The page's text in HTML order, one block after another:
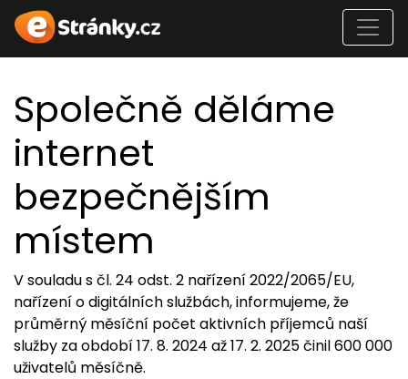
Společně děláme
internet
bezpečnějším
místem
V souladu s čl. 24 odst. 2 nařízení 2022/2065/EU,
nařízení o digitálních službách, informujeme, že
průměrný měsíční počet aktivních příjemců naší
služby za období 17. 8. 2024 až 17. 2. 2025 činil 600 000
uživatelů měsíčně.